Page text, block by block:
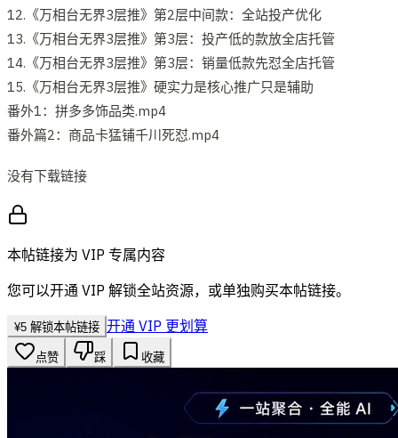
12.《万相台无界3层推》第2层中间款：全站投产优化
13.《万相台无界3层推》第3层：投产低的款放全店托管
14.《万相台无界3层推》第3层：销量低款先怼全店托管
15.《万相台无界3层推》硬实力是核心推广只是辅助
番外1：拼多多饰品类.mp4
番外篇2：商品卡猛铺千川死怼.mp4
没有下载链接
本帖链接为 VIP 专属内容
您可以开通 VIP 解锁全站资源，或单独购买本帖链接。
¥5 解锁本帖链接 开通 VIP 更划算
点赞 踩 收藏